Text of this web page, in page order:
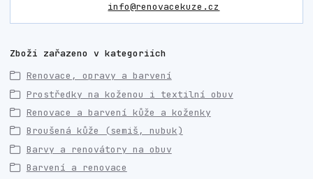
info@renovacekuze.cz
Zboží zařazeno v kategoriích
Renovace, opravy a barvení
Prostředky na koženou i textilní obuv
Renovace a barvení kůže a koženky
Broušená kůže (semiš, nubuk)
Barvy a renovátory na obuv
Barvení a renovace